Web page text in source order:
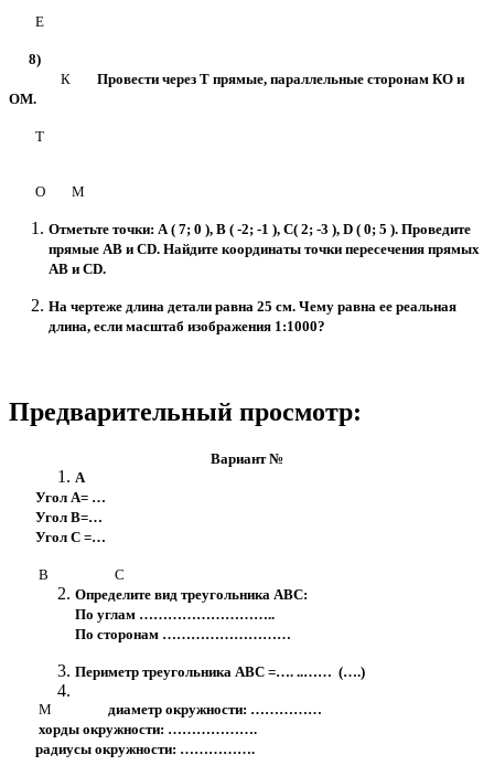
E
8)
КПровести через Т прямые, параллельные сторонам КО и
ОМ.
Т
О М
Отметьте точки: А ( 7; 0 ), В ( -2; -1 ), С( 2; -3 ), D ( 0; 5 ). Проведите
прямые АВ и СD. Найдите координаты точки пересечения прямых
АВ и СD.
На чертеже длина детали равна 25 см. Чему равна ее реальная
длина, если масштаб изображения 1:1000?
Предварительный просмотр:
Вариант №
А
Угол А= …
Угол В=…
Угол С =…
B С
Определите вид треугольника АВС:
По углам ………………………..
По сторонам ………………………
Периметр треугольника АВС =…. ..…… (….)
М диаметр окружности: ……………
хорды окружности: ……………….
радиусы окружности: …………….